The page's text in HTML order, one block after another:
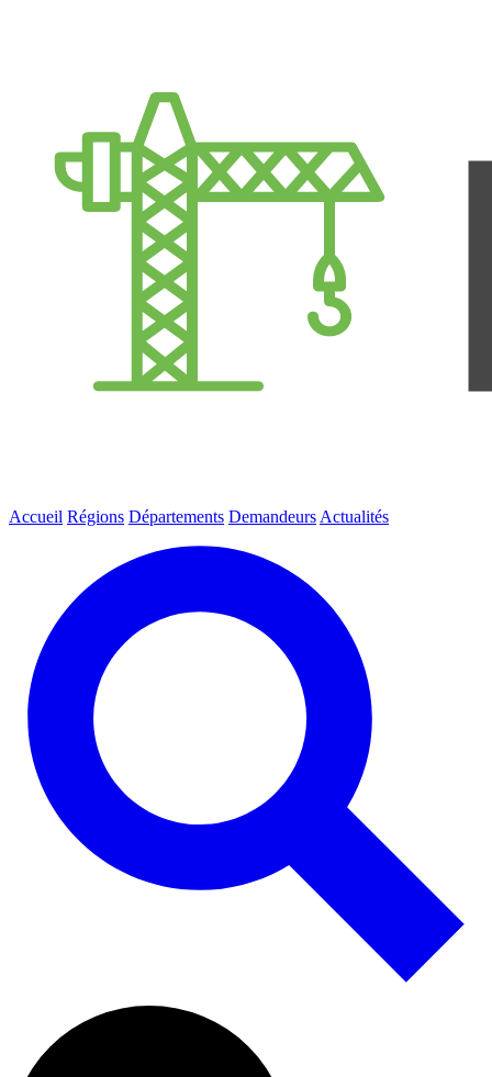
Accueil Régions Départements Demandeurs Actualités